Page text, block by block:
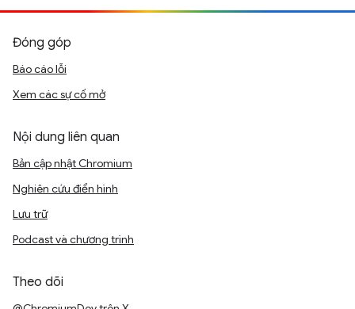
Đóng góp
Báo cáo lỗi
Xem các sự cố mở
Nội dung liên quan
Bản cập nhật Chromium
Nghiên cứu điển hình
Lưu trữ
Podcast và chương trình
Theo dõi